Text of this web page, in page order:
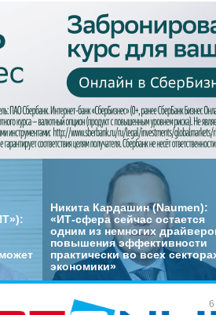
Никита Кардашин (Naumen):
«ИТ-сфера сейчас остается
одним из немногих
повышения эффективности
практически во всех
экономики»